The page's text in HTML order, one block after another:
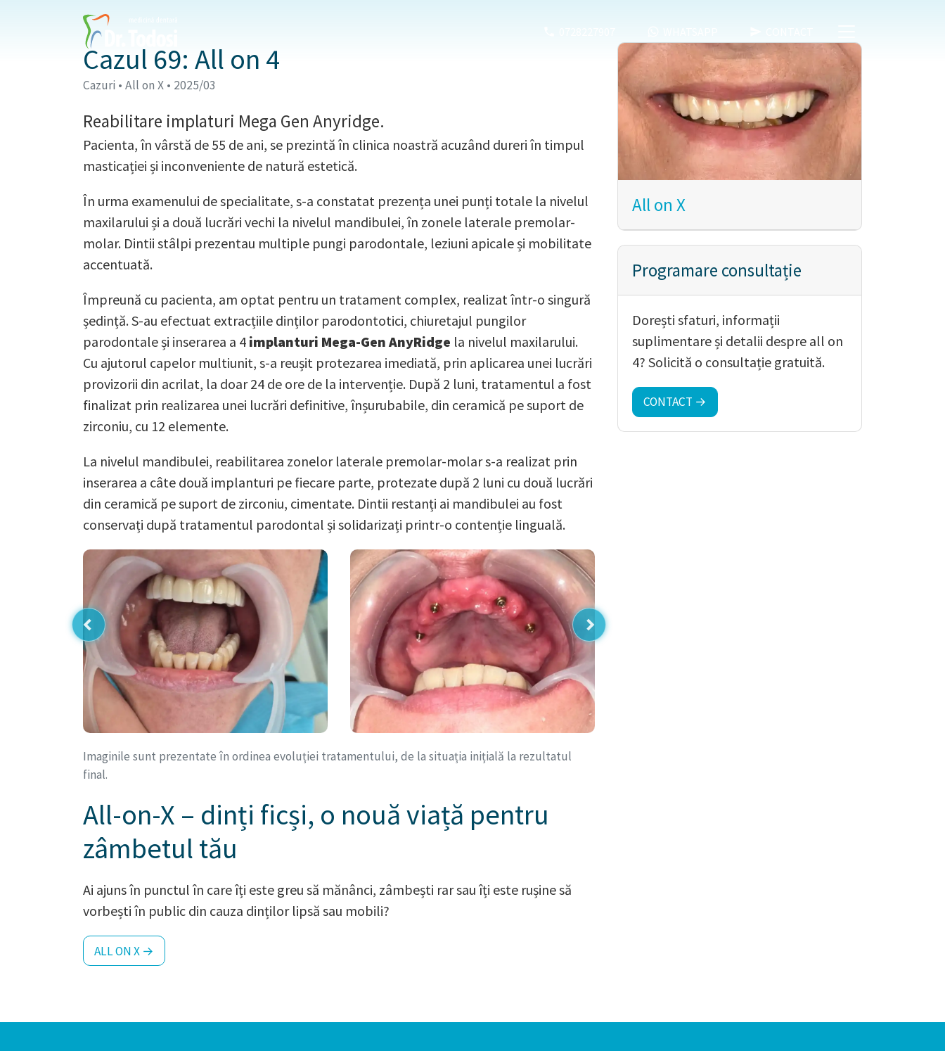
Cazul 69: All on 4
Cazuri • All on X • 2025/03
Reabilitare implaturi Mega Gen Anyridge.
Pacienta, în vârstă de 55 de ani, se prezintă în clinica noastră acuzând dureri în timpul
masticației și inconveniente de natură estetică.
În urma examenului de specialitate, s-a constatat prezența unei punți totale la nivelul
maxilarului și a două lucrări vechi la nivelul mandibulei, în zonele laterale premolar-
molar. Dintii stâlpi prezentau multiple pungi parodontale, leziuni apicale și mobilitate
accentuată.
Împreună cu pacienta, am optat pentru un tratament complex, realizat într-o singură
ședință. S-au efectuat extracțiile dinților parodontotici, chiuretajul pungilor
parodontale și inserarea a 4 implanturi Mega-Gen AnyRidge la nivelul maxilarului.
Cu ajutorul capelor multiunit, s-a reușit protezarea imediată, prin aplicarea unei lucrări
provizorii din acrilat, la doar 24 de ore de la intervenție. După 2 luni, tratamentul a fost
finalizat prin realizarea unei lucrări definitive, înșurubabile, din ceramică pe suport de
zirconiu, cu 12 elemente.
La nivelul mandibulei, reabilitarea zonelor laterale premolar-molar s-a realizat prin
inserarea a câte două implanturi pe fiecare parte, protezate după 2 luni cu două lucrări
din ceramică pe suport de zirconiu, cimentate. Dintii restanți ai mandibulei au fost
conservați după tratamentul parodontal și solidarizați printr-o contenție linguală.
Imaginile sunt prezentate în ordinea evoluției tratamentului, de la situația inițială la rezultatul
final.
All-on-X – dinți ficși, o nouă viață pentru
zâmbetul tău
Ai ajuns în punctul în care îți este greu să mănânci, zâmbești rar sau îți este rușine să
vorbești în public din cauza dinților lipsă sau mobili?
ALL ON X →
All on X
Programare consultație
Dorești sfaturi, informații
suplimentare și detalii despre all on
4? Solicită o consultație gratuită.
CONTACT →